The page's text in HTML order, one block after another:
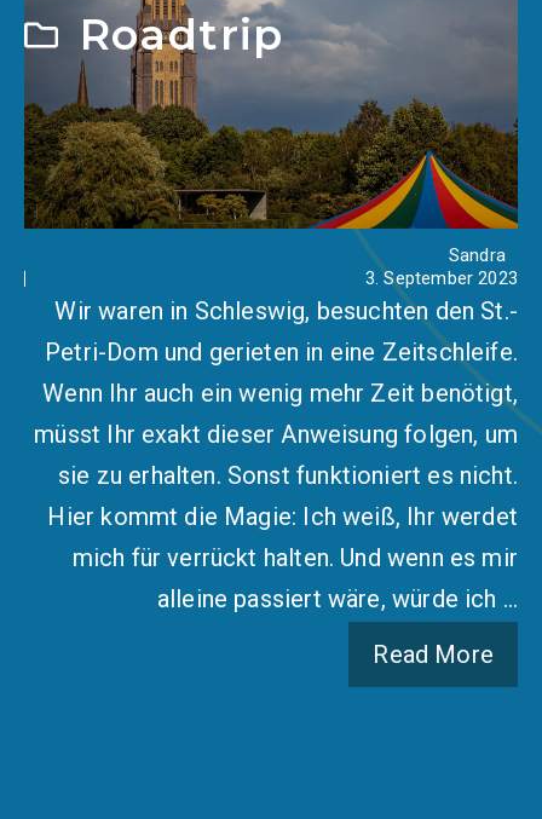
Roadtrip
Sandra
3. September 2023
Wir waren in Schleswig, besuchten den St.-
Petri-Dom und gerieten in eine Zeitschleife.
Wenn Ihr auch ein wenig mehr Zeit benötigt,
müsst Ihr exakt dieser Anweisung folgen, um
sie zu erhalten. Sonst funktioniert es nicht.
Hier kommt die Magie: Ich weiß, Ihr werdet
mich für verrückt halten. Und wenn es mir
alleine passiert wäre, würde ich …
Read More